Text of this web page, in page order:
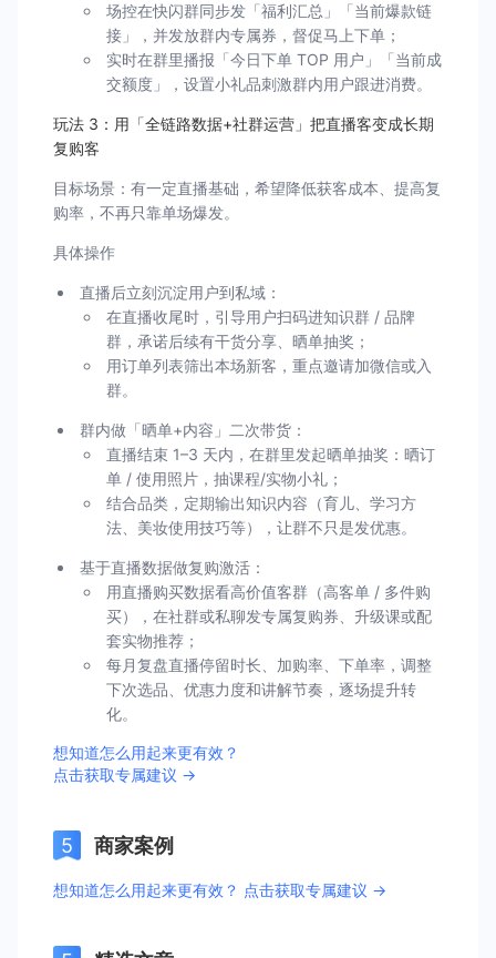
场控在快闪群同步发「福利汇总」「当前爆款链
接」，并发放群内专属券，督促马上下单；
实时在群里播报「今日下单 TOP 用户」「当前成
交额度」，设置小礼品刺激群内用户跟进消费。
玩法 3：用「全链路数据+社群运营」把直播客变成长期
复购客
目标场景：有一定直播基础，希望降低获客成本、提高复
购率，不再只靠单场爆发。
具体操作
直播后立刻沉淀用户到私域：
在直播收尾时，引导用户扫码进知识群 / 品牌
群，承诺后续有干货分享、晒单抽奖；
用订单列表筛出本场新客，重点邀请加微信或入
群。
群内做「晒单+内容」二次带货：
直播结束 1–3 天内，在群里发起晒单抽奖：晒订
单 / 使用照片，抽课程/实物小礼；
结合品类，定期输出知识内容（育儿、学习方
法、美妆使用技巧等），让群不只是发优惠。
基于直播数据做复购激活：
用直播购买数据看高价值客群（高客单 / 多件购
买），在社群或私聊发专属复购券、升级课或配
套实物推荐；
每月复盘直播停留时长、加购率、下单率，调整
下次选品、优惠力度和讲解节奏，逐场提升转
化。
想知道怎么用起来更有效？
点击获取专属建议 →
商家案例
想知道怎么用起来更有效？ 点击获取专属建议 →